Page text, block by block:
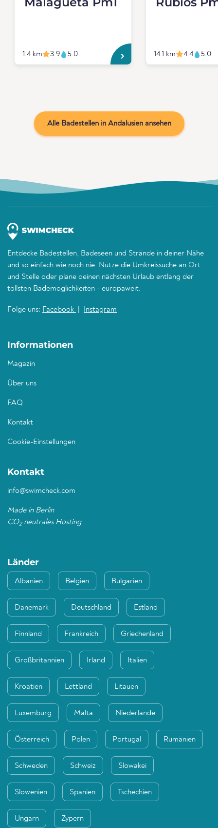
1.4 km 3.9 5.0 14.1 km 4.4 5.0
Alle Badestellen in Andalusien ansehen
Entdecke Badestellen, Badeseen und Strände in deiner Nähe
und so einfach wie noch nie. Nutze die Umkreissuche an Ort
und Stelle oder plane deinen nächsten Urlaub entlang der
tollsten Bademöglichkeiten - europaweit.
Folge uns: Facebook Instagram
Informationen
Magazin
Über uns
FAQ
Kontakt
Cookie-Einstellungen
Kontakt
info@swimcheck.com
Made in Berlin
CO2neutrales Hosting
Länder
Albanien Belgien Bulgarien
Dänemark Deutschland Estland
Finnland Frankreich Griechenland
Großbritannien Irland Italien
Kroatien Lettland Litauen
Luxemburg Malta Niederlande
Österreich Polen Portugal Rumänien
Schweden Schweiz Slowakei
Slowenien Spanien Tschechien
Ungarn Zypern